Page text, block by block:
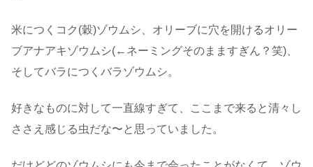
米につくコク(穀)ゾウムシ、オリーブに穴を開けるオリー
ブアナアキゾウムシ(←ネーミングそのまますぎん？笑)、
そしてバラにつくバラゾウムシ。
好きなものに対して一直線すぎて、ここまで来ると清々し
ささえ感じる虫だな〜と思っていました。